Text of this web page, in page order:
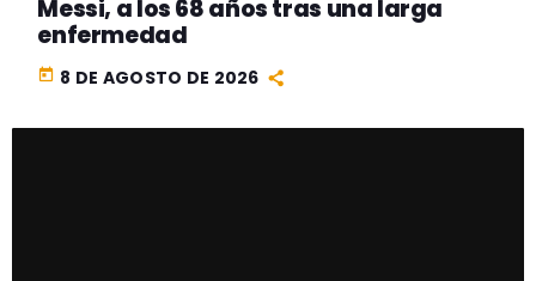
Messi, a los 68 años tras una larga
enfermedad
today 8 DE AGOSTO DE 2026